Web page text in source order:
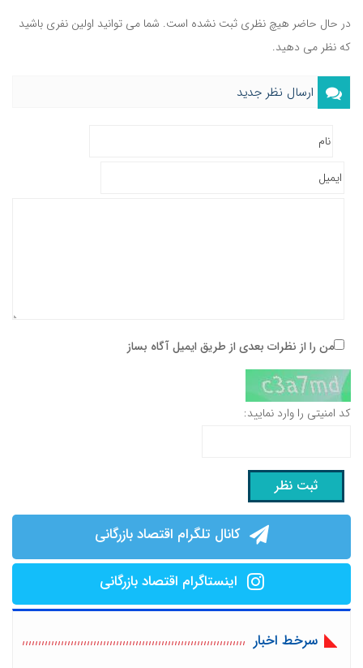
در حال حاضر هیچ نظری ثبت نشده است. شما می توانید اولین نفری باشید
که نظر می دهید.
ارسال نظر جدید
من را از نظرات بعدی از طریق ایمیل آگاه بساز
کد امنیتی را وارد نمایید:
کانال تلگرام اقتصاد بازرگانی
اینستاگرام اقتصاد بازرگانی
سرخط اخبار